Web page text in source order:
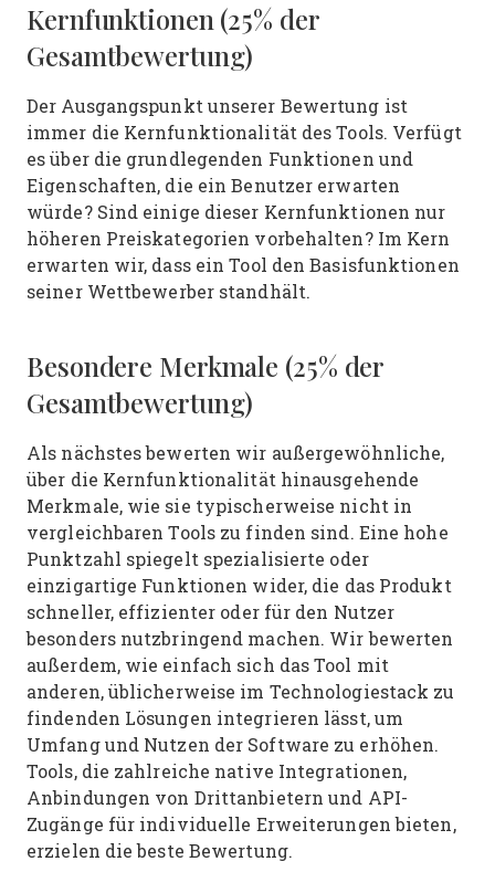
Kernfunktionen (25% der
Gesamtbewertung)
Der Ausgangspunkt unserer Bewertung ist
immer die Kernfunktionalität des Tools. Verfügt
es über die grundlegenden Funktionen und
Eigenschaften, die ein Benutzer erwarten
würde? Sind einige dieser Kernfunktionen nur
höheren Preiskategorien vorbehalten? Im Kern
erwarten wir, dass ein Tool den Basisfunktionen
seiner Wettbewerber standhält.
Besondere Merkmale (25% der
Gesamtbewertung)
Als nächstes bewerten wir außergewöhnliche,
über die Kernfunktionalität hinausgehende
Merkmale, wie sie typischerweise nicht in
vergleichbaren Tools zu finden sind. Eine hohe
Punktzahl spiegelt spezialisierte oder
einzigartige Funktionen wider, die das Produkt
schneller, effizienter oder für den Nutzer
besonders nutzbringend machen. Wir bewerten
außerdem, wie einfach sich das Tool mit
anderen, üblicherweise im Technologiestack zu
findenden Lösungen integrieren lässt, um
Umfang und Nutzen der Software zu erhöhen.
Tools, die zahlreiche native Integrationen,
Anbindungen von Drittanbietern und API-
Zugänge für individuelle Erweiterungen bieten,
erzielen die beste Bewertung.